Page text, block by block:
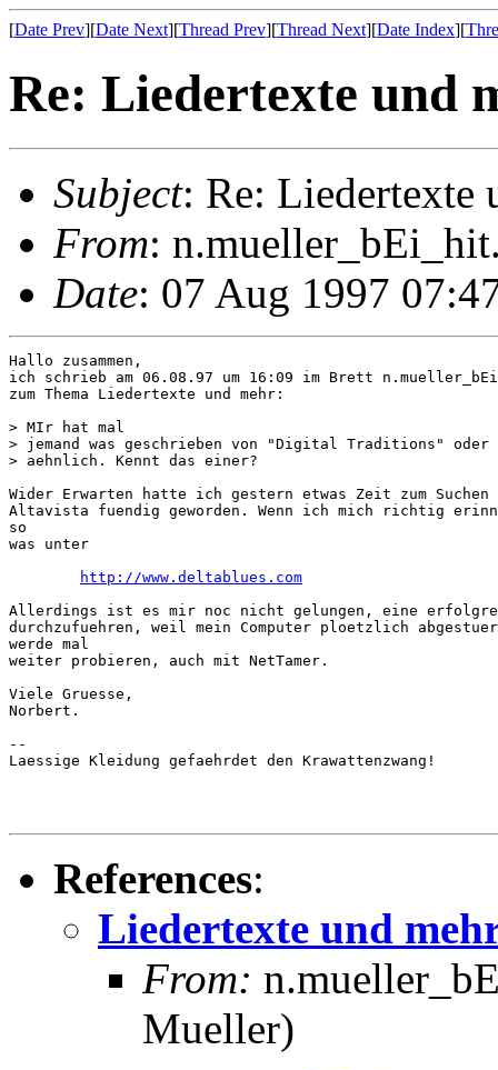
[Date Prev][Date Next][Thread Prev][Thread Next][Date Index][
Re: Liedertexte und
Subject: Re: Liedertexte
From:
Date: 07 Aug 1997
Hallo zusammen,
ich schrieb am 06.08.97 um 16:09 im Brett
zum Thema Liedertexte und mehr:
> MIr hat mal
> jemand was geschrieben von "Digital Traditions" oder
> aehnlich. Kennt das einer?
Wider Erwarten hatte ich gestern etwas Zeit zum
Altavista fuendig geworden. Wenn ich mich richtig
so
was unter
http://www.deltablues.com
Allerdings ist es mir noc nicht gelungen, eine
durchzufuehren, weil mein Computer ploetzlich
werde mal
weiter probieren, auch mit NetTamer.
Viele Gruesse,
Norbert.
--
Laessige Kleidung gefaehrdet den Krawattenzwang!
References:
Liedertexte und
From:
Mueller)